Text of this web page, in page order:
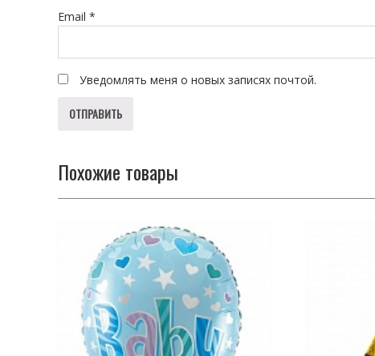
Email *
Уведомлять меня о новых записях почтой.
Похожие товары